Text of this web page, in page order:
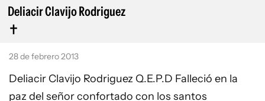
ESPAÑA
ESTADOS UNIDOS
Deliacir Clavijo Rodriguez
28 de febrero 2013
Deliacir Clavijo Rodriguez Q.E.P.D Falleció en la
paz del señor confortado con los santos